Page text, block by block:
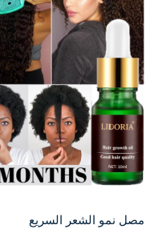
مصل نمو الشعر السريع